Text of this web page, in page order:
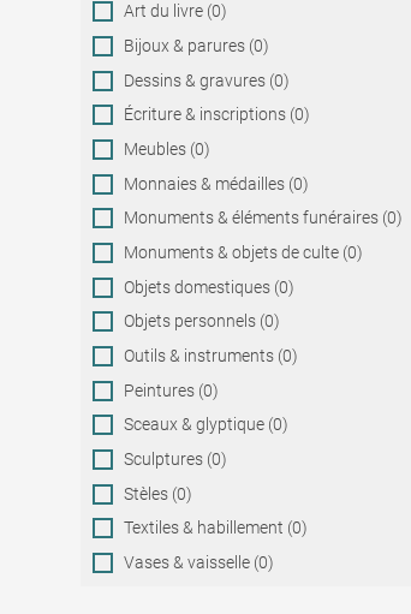
Art du livre (0)
Bijoux & parures (0)
Dessins & gravures (0)
Écriture & inscriptions (0)
Meubles (0)
Monnaies & médailles (0)
Monuments & éléments funéraires (0)
Monuments & objets de culte (0)
Objets domestiques (0)
Objets personnels (0)
Outils & instruments (0)
Peintures (0)
Sceaux & glyptique (0)
Sculptures (0)
Stèles (0)
Textiles & habillement (0)
Vases & vaisselle (0)